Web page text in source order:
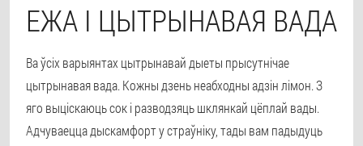
ЕЖА І ЦЫТРЫНАВАЯ ВАДА
Ва ўсіх варыянтах цытрынавай дыеты прысутнічае
цытрынавая вада. Кожны дзень неабходны адзін лімон. З
яго выціскаюць сок і разводзяць шклянкай цёплай вады.
Адчуваецца дыскамфорт у страўніку, тады вам падыдуць